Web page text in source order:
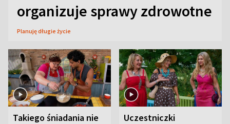
organizuje sprawy zdrowotne
Planuję długie życie
Takiego śniadania nie
Uczestniczki